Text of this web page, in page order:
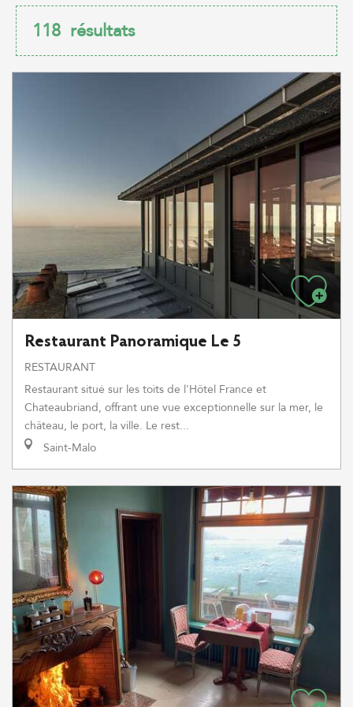
118 résultats
Restaurant Panoramique Le 5
RESTAURANT
Restaurant situé sur les toits de l'Hôtel France et
Chateaubriand, offrant une vue exceptionnelle sur la mer, le
château, le port, la ville. Le rest...
Saint-Malo